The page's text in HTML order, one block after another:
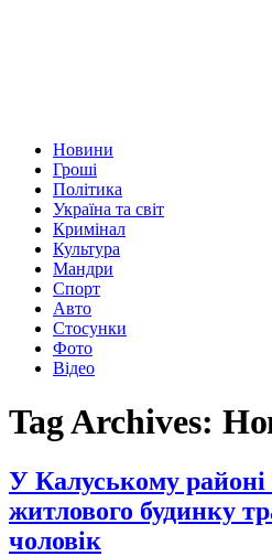
Новини
Гроші
Політика
Україна та світ
Кримінал
Культура
Мандри
Спорт
Авто
Стосунки
Фото
Відео
Tag Archives:
У Калуському районі
житлового будинку
чоловік